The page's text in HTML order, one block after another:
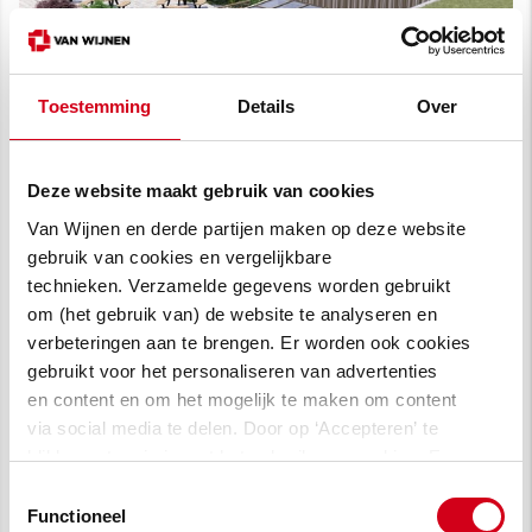
Toestemming Details Over
Deze website maakt gebruik van cookies
Van Wijnen en derde partijen maken op deze website
gebruik van cookies en vergelijkbare
technieken. Verzamelde gegevens worden gebruikt
om (het gebruik van) de website te analyseren en
verbeteringen aan te brengen. Er worden ook cookies
gebruikt voor het personaliseren van advertenties
en content en om het mogelijk te maken om content
via social media te delen. Door op ‘Accepteren’ te
klikken, stem je in met het gebruik van cookies. Een
vragen lees je in
Functioneel
Gebouw R:
multifunctioneel en
toekomstgericht
Het nieuwe multifunctionele gebouw staat aan
de boulevard, pal naast de hoofdentree van
het Catharina Ziekenhuis. Gebouw R bestaat
modern personeelsrestaurant voor 4.500